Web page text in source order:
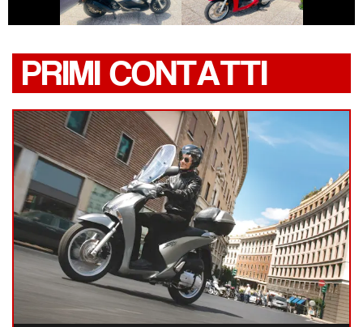
PRIMI CONTATTI